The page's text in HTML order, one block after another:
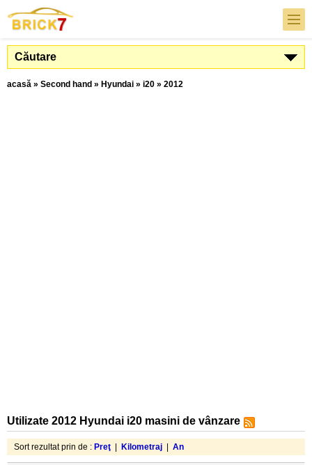
Căutare
acasă » Second hand » Hyundai » i20 » 2012
Utilizate 2012 Hyundai i20 masini de vânzare
Sort rezultat prin de : Preţ Kilometraj An